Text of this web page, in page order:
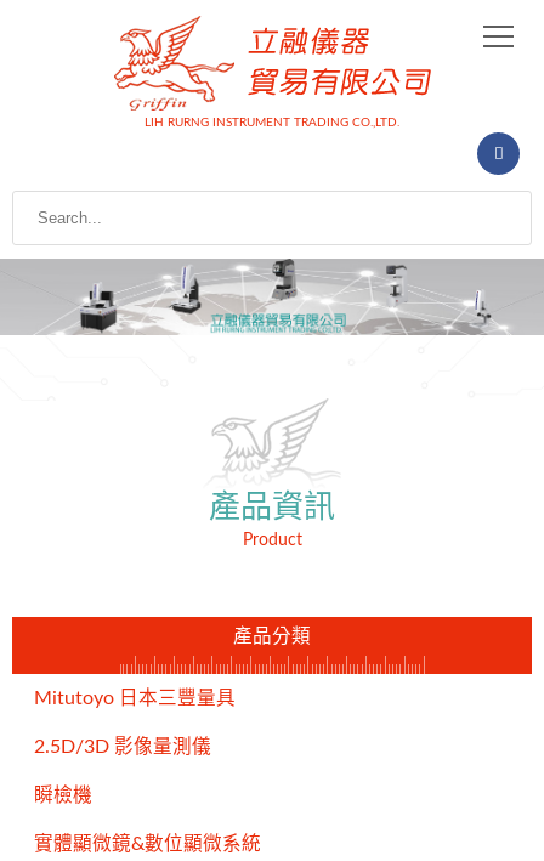
LIH RURNG INSTRUMENT TRADING CO.,LTD.
產品資訊
Product
產品分類
Mitutoyo 日本三豐量具
2.5D/3D 影像量測儀
瞬檢機
實體顯微鏡&數位顯微系統